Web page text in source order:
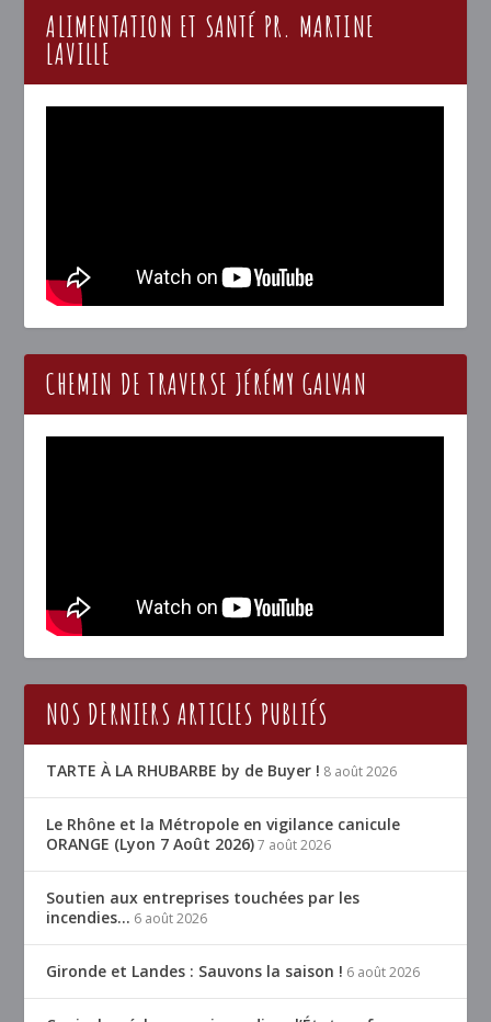
ALIMENTATION ET SANTÉ PR. MARTINE
LAVILLE
CHEMIN DE TRAVERSE JÉRÉMY GALVAN
NOS DERNIERS ARTICLES PUBLIÉS
TARTE À LA RHUBARBE by de Buyer ! 8 août 2026
Le Rhône et la Métropole en vigilance canicule
ORANGE (Lyon 7 Août 2026) 7 août 2026
Soutien aux entreprises touchées par les
incendies… 6 août 2026
Gironde et Landes : Sauvons la saison ! 6 août 2026